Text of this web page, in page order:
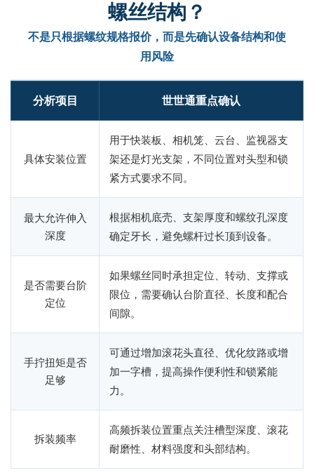
螺丝结构？
不是只根据螺纹规格报价，而是先确认设备结构和使
用风险
分析项目 世世通重点确认
具体安装位置
用于快装板、相机笼、云台、监视器支
架还是灯光支架，不同位置对头型和锁
紧方式要求不同。
最大允许伸入
深度
根据相机底壳、支架厚度和螺纹孔深度
确定牙长，避免螺杆过长顶到设备。
是否需要台阶
定位
如果螺丝同时承担定位、转动、支撑或
限位，需要确认台阶直径、长度和配合
间隙。
手拧扭矩是否
足够
可通过增加滚花头直径、优化纹路或增
加一字槽，提高操作便利性和锁紧能
力。
拆装频率
高频拆装位置重点关注槽型深度、滚花
耐磨性、材料强度和头部结构。